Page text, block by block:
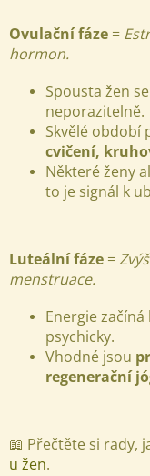
Ovulační fáze =
hormon.
Spousta žen
neporazitelně.
Skvělé období
cvičení,
Některé ženy
to je signál k
Luteální fáze =
menstruace.
Energie začíná
psychicky.
Vhodné jsou
regenerační
📖 Přečtěte si rady,
u žen.